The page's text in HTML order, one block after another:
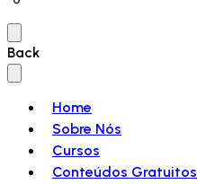
Back
Home
Sobre Nós
Cursos
Conteúdos Gratuitos